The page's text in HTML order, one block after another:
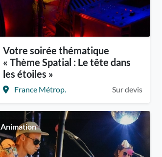
Votre soirée thématique
« Thème Spatial : Le tête dans
les étoiles »
France Métrop. Sur devis
Animation